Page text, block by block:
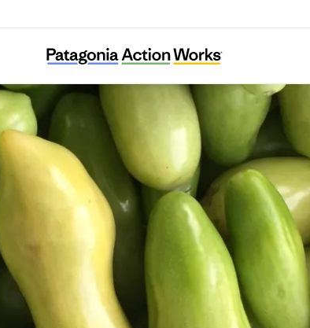
The Nashville Food Project